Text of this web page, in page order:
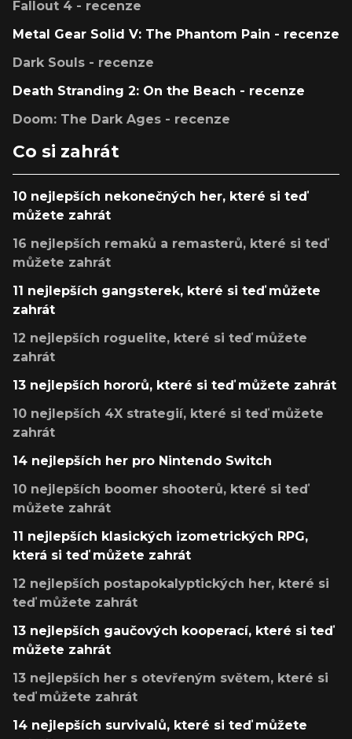
Fallout 4 - recenze
Metal Gear Solid V: The Phantom Pain - recenze
Dark Souls - recenze
Death Stranding 2: On the Beach - recenze
Doom: The Dark Ages - recenze
Co si zahrát
10 nejlepších nekonečných her, které si teď
můžete zahrát
16 nejlepších remaků a remasterů, které si teď
můžete zahrát
11 nejlepších gangsterek, které si teď můžete
zahrát
12 nejlepších roguelite, které si teď můžete
zahrát
13 nejlepších hororů, které si teď můžete zahrát
10 nejlepších 4X strategií, které si teď můžete
zahrát
14 nejlepších her pro Nintendo Switch
10 nejlepších boomer shooterů, které si teď
můžete zahrát
11 nejlepších klasických izometrických RPG,
která si teď můžete zahrát
12 nejlepších postapokalyptických her, které si
teď můžete zahrát
13 nejlepších gaučových kooperací, které si teď
můžete zahrát
13 nejlepších her s otevřeným světem, které si
teď můžete zahrát
14 nejlepších survivalů, které si teď můžete